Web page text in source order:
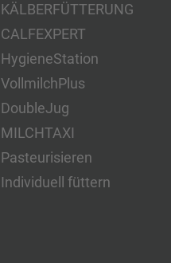
KÄLBERFÜTTERUNG
CALFEXPERT
HygieneStation
VollmilchPlus
DoubleJug
MILCHTAXI
Pasteurisieren
Individuell füttern